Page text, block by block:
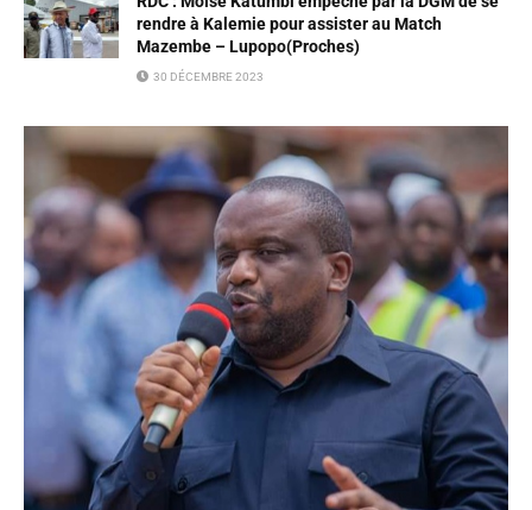
rendre à Kalemie pour assister au Match
Mazembe – Lupopo(Proches)
30 DÉCEMBRE 2023